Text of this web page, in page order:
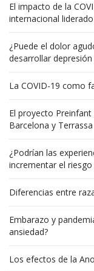
El impacto de la
internacional
¿Puede el dolor
desarrollar
La COVID-19 como
El proyecto
Barcelona y Terrassa
¿Podrían las
incrementar el
Diferencias entre
Embarazo y
ansiedad?
Los efectos de la